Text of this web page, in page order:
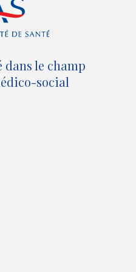
(
n
o
u
(
n
o
le champ
social